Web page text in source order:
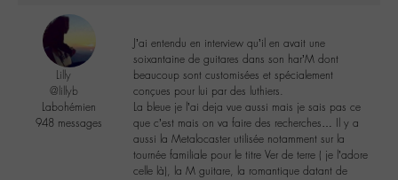
Lilly
@lillyb
Labohémien
948 messages
J’ai entendu en interview qu’il en avait une
soixantaine de guitares dans son har’M dont
beaucoup sont customisées et spécialement
conçues pour lui par des luthiers.
La bleue je l’ai deja vue aussi mais je sais pas ce
que c’est mais on va faire des recherches… Il y a
aussi la Metalocaster utilisée notamment sur la
tournée familiale pour le titre Ver de terre ( je l’adore
celle là), la M guitare, la romantique datant de